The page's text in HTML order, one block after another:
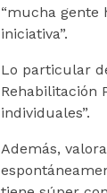
“mucha gente
iniciativa”.
Lo particular
Rehabilitación
individuales”.
Además,